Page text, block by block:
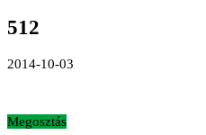
512
2014-10-03
Megosztás